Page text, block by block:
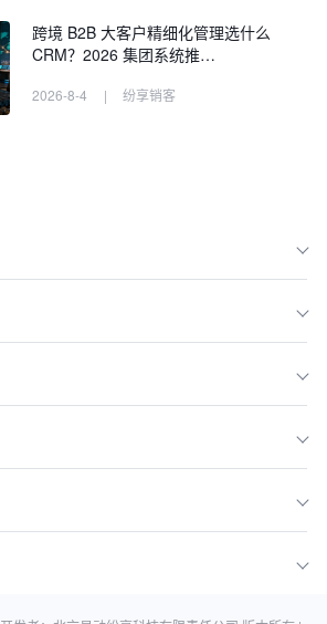
评估跨境集团CRM的三大核心维度
跨境 B2B 大客户精细化管理选什么
CRM？2026 集团系统推…
2026-8-4 | 纷享销客